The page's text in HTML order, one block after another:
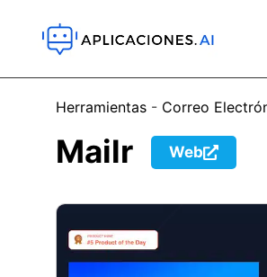
Herramientas - Correo
Mailr Web